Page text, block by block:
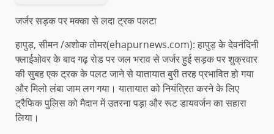
जर्जर सड़क पर मक्का से लदा ट्रक पलटा
हापुड़, सीमन /अशोक तोमर(ehapurnews.com): हापुड़ के देवनंदिनी
फ्लाईओवर के बाद गढ़ रोड पर जल भराव से जर्जर हुई सड़क पर शुक्रवार
की सुबह एक ट्रक के पलट जाने से यातायात बुरी तरह प्रभावित हो गया
और मिलो लंबा जाम लग गया। यातायात को नियंत्रित करने के लिए
ट्रैफिक पुलिस को मैदान में उतरना पड़ा और रूट डायवर्जन का सहारा
लिया।